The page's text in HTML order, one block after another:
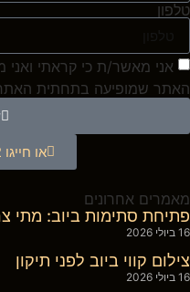
טלפון
אני מאשר/ת כי קראתי ואני
האתר שמופיעה בתחתית
או חייגו 0738502442
מאמרים אחרונים
פתיחת סתימות ביוב: מתי
16 ביולי 2026
צילום קווי ביוב לפני תיקון
16 ביולי 2026